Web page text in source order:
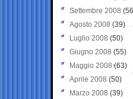
Settembre 2008
Agosto 2008 (39)
Luglio 2008 (50)
Giugno 2008 (55)
Maggio 2008(63)
Aprile 2008 (50)
Marzo 2008 (39)